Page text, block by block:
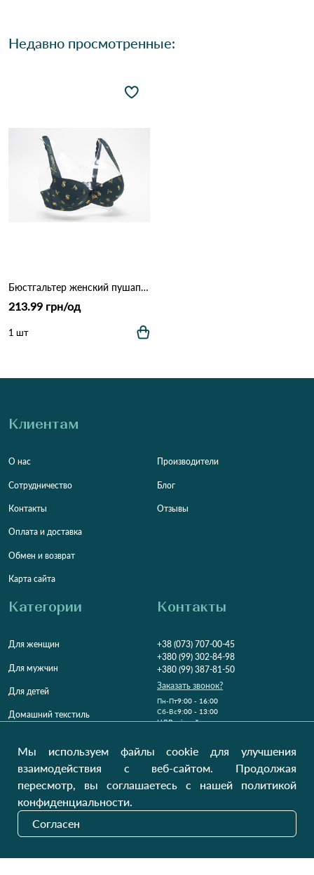
Недавно просмотренные:
Бюстгальтер женский пушап *C* AIMINA 18300 10.2 Зеленый
213.99 грн/од
1 шт
Клиентам
О нас
Сотрудничество
Контакты
Оплата и доставка
Обмен и возврат
Карта сайта
Производители
Блог
Отзывы
Категории
Для женщин
Для мужчин
Для детей
Домашний текстиль
Контакты
+38 (073) 707-00-45
+380 (99) 302-84-98
+380 (99) 387-81-50
Заказать звонок?
Пн-Пт9:00 - 16:00
Cб-Вс9:00 - 13:00
НДВихідний
Україна, Луцьк, 43000
Наши обновления
Мы используем файлы cookie для улучшения
взаимодействия с веб-сайтом. Продолжая
пересмотр, вы соглашаетесь с нашей политикой
конфиденциальности.
Согласен